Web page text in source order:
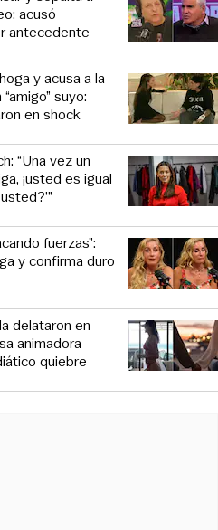
acusó
antecedente
y acusa a la
suyo:
en shock
“Una vez un
¡usted es igual
fuerzas”:
y confirma duro
delataron en
animadora
quiebre